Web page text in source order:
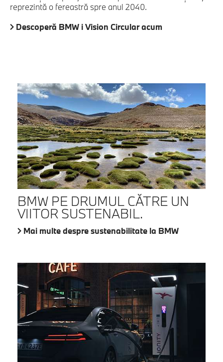
reprezintă o fereastră spre anul 2040.
Descoperă BMW i Vision Circular acum
BMW PE DRUMUL CĂTRE UN
VIITOR SUSTENABIL.
Mai multe despre sustenabilitate la BMW